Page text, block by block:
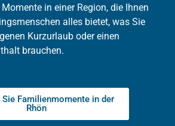
in einer Region, die Ihnen
alles bietet, was Sie
Kurzurlaub oder einen
brauchen.
Sie Familienmomente in der
Rhön